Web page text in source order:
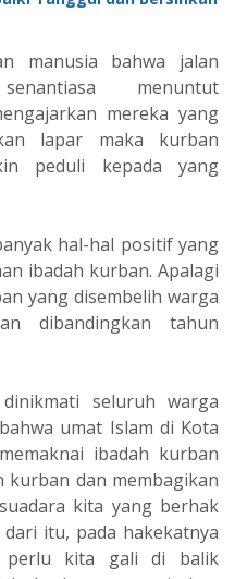
manusia bahwa jalan
menuntut
mereka yang
lapar maka kurban
peduli kepada yang
hal-hal positif yang
ibadah kurban. Apalagi
yang disembelih warga
dibandingkan tahun
seluruh warga
umat Islam di Kota
ibadah kurban
kurban dan membagikan
kita yang berhak
itu, pada hakekatnya
perlu kita gali di balik